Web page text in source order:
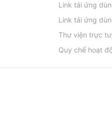
Link tải ứng
Link tải ứng
Thư viện trực
Quy chế hoạt